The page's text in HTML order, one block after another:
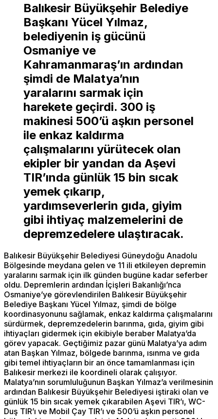
Balıkesir Büyükşehir Belediye
Başkanı Yücel Yılmaz,
belediyenin iş gücünü
Osmaniye ve
Kahramanmaraş’ın ardından
şimdi de Malatya’nın
yaralarını sarmak için
harekete geçirdi. 300 iş
makinesi 500’ü aşkın personel
ile enkaz kaldırma
çalışmalarını yürütecek olan
ekipler bir yandan da Aşevi
TIR’ında günlük 15 bin sıcak
yemek çıkarıp,
yardımseverlerin gıda, giyim
gibi ihtiyaç malzemelerini de
depremzedelere ulaştıracak.
Balıkesir Büyükşehir Belediyesi Güneydoğu Anadolu
Bölgesinde meydana gelen ve 11 ili etkileyen depremin
yaralarını sarmak için ilk günden bugüne kadar seferber
oldu. Depremlerin ardından İçişleri Bakanlığı’nca
Osmaniye’ye görevlendirilen Balıkesir Büyükşehir
Belediye Başkanı Yücel Yılmaz, şimdi de bölge
koordinasyonunu sağlamak, enkaz kaldırma çalışmalarını
sürdürmek, depremzedelerin barınma, gıda, giyim gibi
ihtiyaçları gidermek için ekibiyle beraber Malatya’da
görev yapacak. Geçtiğimiz pazar günü Malatya’ya adım
atan Başkan Yılmaz, bölgede barınma, ısınma ve gıda
gibi temel ihtiyaçların bir an önce tamamlanması için
Balıkesir merkezi ile koordineli olarak çalışıyor.
Malatya’nın sorumluluğunun Başkan Yılmaz’a verilmesinin
ardından Balıkesir Büyükşehir Belediyesi iştiraki olan ve
günlük 15 bin sıcak yemek çıkarabilen Aşevi TIR’ı, WC-
Duş TIR’ı ve Mobil Çay TIR’ı ve 500’ü aşkın personel